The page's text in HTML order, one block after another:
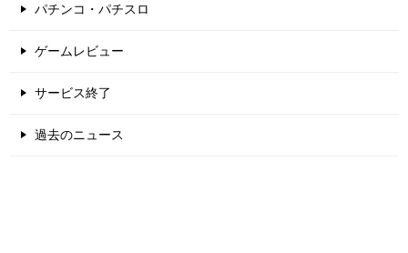
パチンコ・パチスロ
ゲームレビュー
サービス終了
過去のニュース